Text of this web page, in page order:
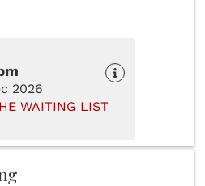
2026
WAITING LIST